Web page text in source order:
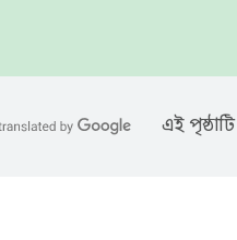
এই পৃষ্ঠাটি